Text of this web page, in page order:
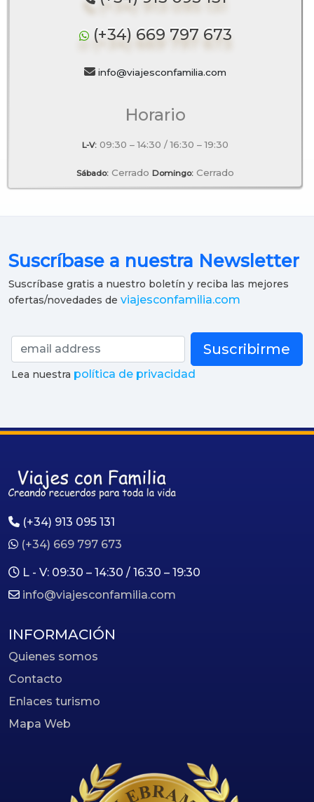
(+34) 669 797 673
info@viajesconfamilia.com
Horario
L-V: 09:30 – 14:30 / 16:30 – 19:30
Sábado: CerradoDomingo: Cerrado
Suscríbase a nuestra Newsletter
Suscríbase gratis a nuestro boletín y reciba las mejores
ofertas/novedades de viajesconfamilia.com
Suscribirme
Lea nuestra política de privacidad
(+34) 913 095 131
(+34) 669 797 673
L - V: 09:30 – 14:30 / 16:30 – 19:30
info@viajesconfamilia.com
INFORMACIÓN
Quienes somos
Contacto
Enlaces turismo
Mapa Web